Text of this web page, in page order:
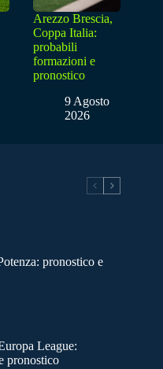
Arezzo Brescia,
Coppa Italia:
probabili
formazioni e
pronostico
9 Agosto
2026
pronostico e
League:
pronostico